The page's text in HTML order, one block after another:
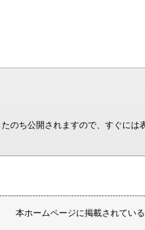
のち公開されますので、すぐには
本ホームページに掲載されてい